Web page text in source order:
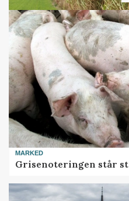
MARKED
Grisenoteringen står